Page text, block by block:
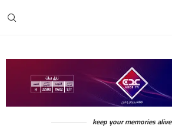
keep your memories alive